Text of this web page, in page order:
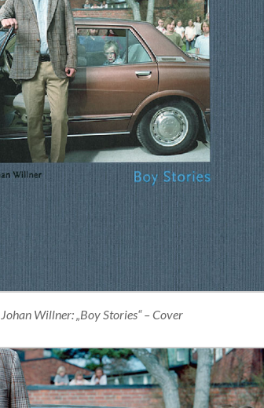
Johan Willner: „Boy Stories“ – Cover